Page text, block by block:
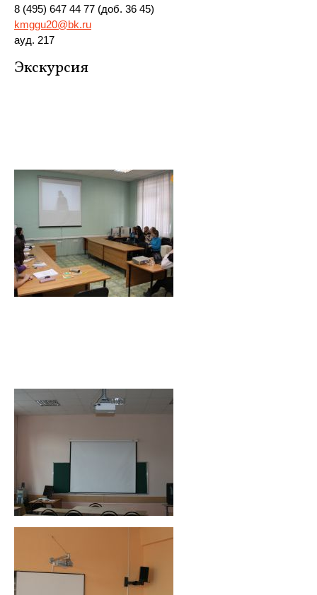
8 (495) 647 44 77 (доб. 36 45)
kmggu20@bk.ru
ауд. 217
Экскурсия